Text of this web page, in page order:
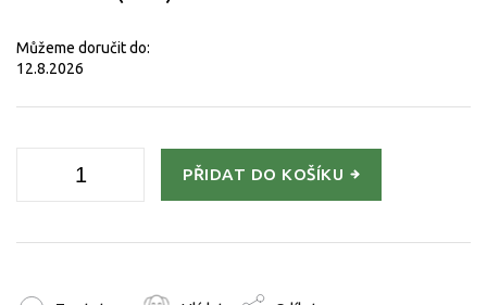
Můžeme doručit do:
12.8.2026
PŘIDAT DO KOŠÍKU